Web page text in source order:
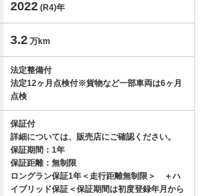
2022 (R4)年
3.2 万km
法定整備付
法定12ヶ月点検付※貨物など一部車両は6ヶ月
点検
保証付
詳細については、販売店にご確認ください。
保証期間：1年
保証距離：無制限
ロングラン保証1年＜走行距離無制限＞ ＋ハ
イブリッド保証＜保証期間は初度登録年月から